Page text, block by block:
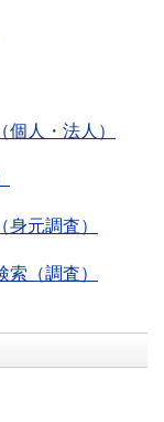
人・法人）
元調査）
（調査）